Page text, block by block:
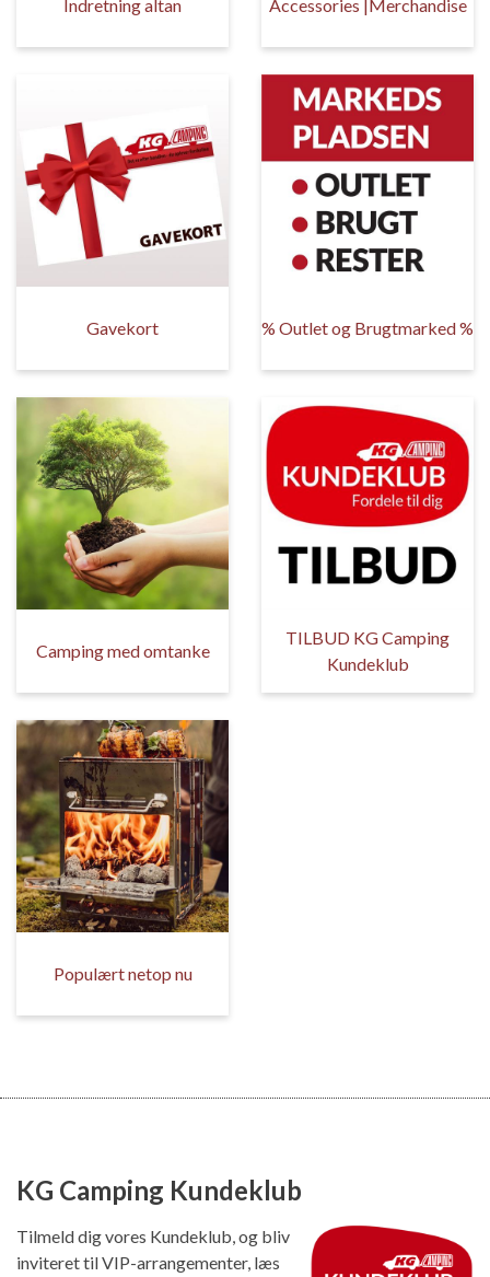
Indretning altan Accessories |Merchandise
Gavekort % Outlet og Brugtmarked %
Camping med omtanke
TILBUD KG Camping
Kundeklub
Populært netop nu
KG Camping Kundeklub
Tilmeld dig vores Kundeklub, og bliv
inviteret til VIP-arrangementer, læs